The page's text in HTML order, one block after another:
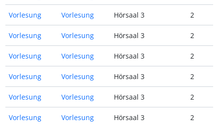
Vorlesung Vorlesung Hörsaal 3 2
Vorlesung Vorlesung Hörsaal 3 2
Vorlesung Vorlesung Hörsaal 3 2
Vorlesung Vorlesung Hörsaal 3 2
Vorlesung Vorlesung Hörsaal 3 2
Vorlesung Vorlesung Hörsaal 3 2